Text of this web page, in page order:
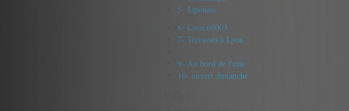
5- Japonais
6- Lyon 69003
7- Terrasses à Lyon
9- Au bord de l'eau
10- ouvert dimanche